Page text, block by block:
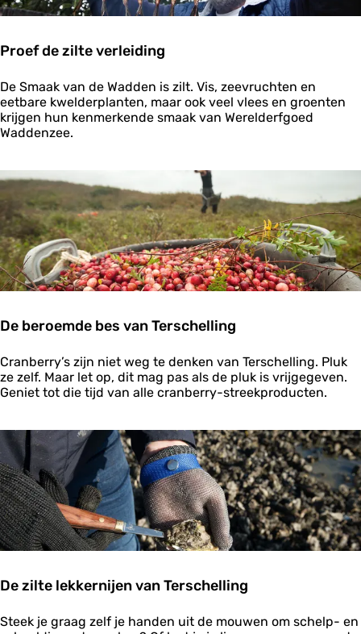
Proef de zilte verleiding
P
r
o
e
e
l
t
e
v
e
e
d
i
n
De Smaak van de Wadden is zilt. Vis, zeevruchten en
eetbare kwelderplanten, maar ook veel vlees en groenten
krijgen hun kenmerkende smaak van Werelderfgoed
Waddenzee.
De beroemde bes van Terschelling
D
e
b
e
m
d
e
b
e
s
n
e
Cranberry’s zijn niet weg te denken van Terschelling. Pluk
ze zelf. Maar let op, dit mag pas als de pluk is vrijgegeven.
Geniet tot die tijd van alle cranberry-streekproducten.
De zilte lekkernijen van Terschelling
D
Steek je graag zelf je handen uit de mouwen om schelp- en